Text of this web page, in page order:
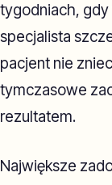
tygodniach, gdy
specjalista
pacjent nie
tymczasowe
rezultatem.
Największe